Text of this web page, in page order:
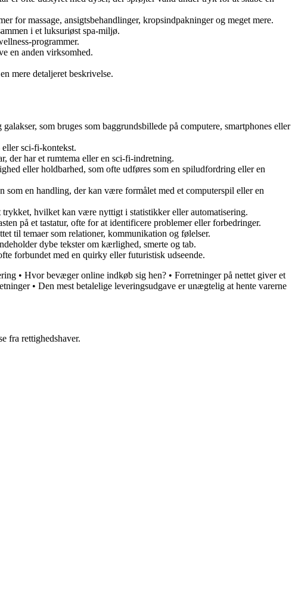
for massage, ansigtsbehandlinger, kropsindpakninger og meget mere.
i et luksuriøst spa-miljø.
programmer.
en anden virksomhed.
mere detaljeret beskrivelse.
som bruges som baggrundsbillede på computere, smartphones eller
eller sci-fi-kontekst.
der har et rumtema eller en sci-fi-indretning.
eller holdbarhed, som ofte udføres som en spiludfordring eller en
som en handling, der kan være formålet med et computerspil eller en
trykket, hvilket kan være nyttigt i statistikker eller automatisering.
på et tastatur, ofte for at identificere problemer eller forbedringer.
til temaer som relationer, kommunikation og følelser.
dybe tekster om kærlighed, smerte og tab.
forbundet med en quirky eller futuristisk udseende.
• Hvor bevæger online indkøb sig hen? • Forretninger på nettet giver et
• Den mest betalelige leveringsudgave er unægtelig at hente varerne
fra rettighedshaver.